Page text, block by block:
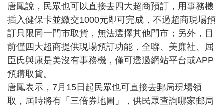
唐鳳說，民眾也可以直接去四大超商預訂，用事務機
插入健保卡並繳交1000元即可完成，不過超商現場預
訂只限同一門市取貨，無法選擇其他門市；另外，目
前僅四大超商提供現場預訂功能，全聯、美廉社、屈
臣氏與康是美沒有事務機，僅可透過網站平台或APP
預購取貨。
唐鳳表示，7月15日起民眾也可直接去郵局現場領
取，屆時將有「三倍券地圖」，供民眾查詢哪家郵局